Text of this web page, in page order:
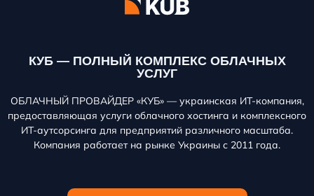
КУБ — ПОЛНЫЙ КОМПЛЕКС ОБЛАЧНЫХ
УСЛУГ
ОБЛАЧНЫЙ ПРОВАЙДЕР «КУБ» — украинская ИТ-компания,
предоставляющая услуги облачного хостинга и комплексного
ИТ-аутсорсинга для предприятий различного масштаба.
Компания работает на рынке Украины с 2011 года.